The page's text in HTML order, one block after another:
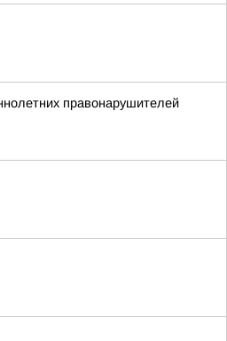
правонарушителей